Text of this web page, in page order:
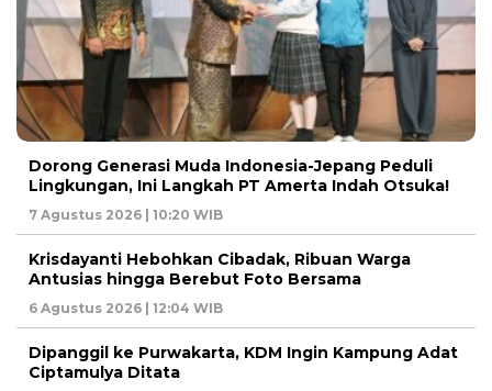
Dorong Generasi Muda Indonesia-Jepang Peduli
Lingkungan, Ini Langkah PT Amerta Indah Otsuka!
7 Agustus 2026 | 10:20 WIB
Krisdayanti Hebohkan Cibadak, Ribuan Warga
Antusias hingga Berebut Foto Bersama
6 Agustus 2026 | 12:04 WIB
Dipanggil ke Purwakarta, KDM Ingin Kampung Adat
Ciptamulya Ditata